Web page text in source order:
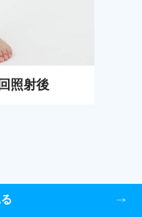
回照射後